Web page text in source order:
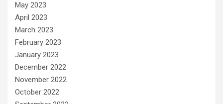
May 2023
April 2023
March 2023
February 2023
January 2023
December 2022
November 2022
October 2022